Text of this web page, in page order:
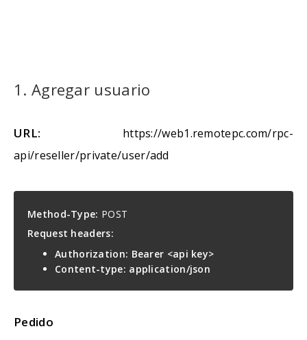
1. Agregar usuario
URL: https://web1.remotepc.com/rpc-
api/reseller/private/user/add
Method-Type: POST
Request headers:
Authorization: Bearer <api key>
Content-type: application/json
Pedido